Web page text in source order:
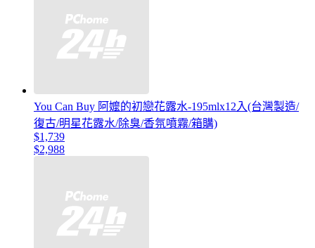
You Can Buy 阿嬤的初戀花露水-195mlx12入(台灣製造/
復古/明星花露水/除臭/香氛噴霧/箱購)
$1,739
$2,988